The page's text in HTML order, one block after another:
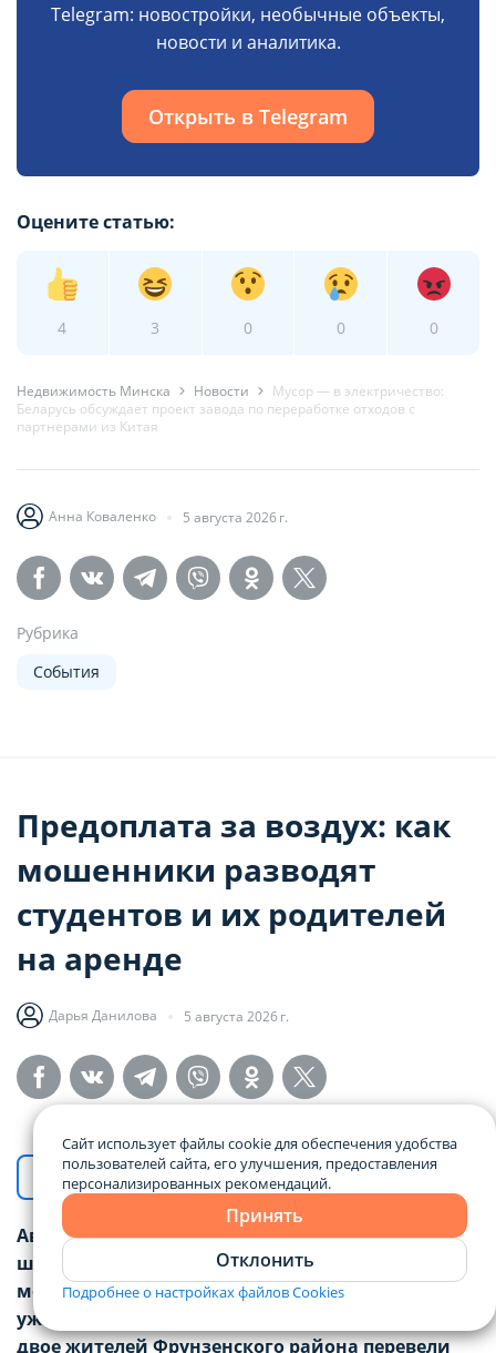
Telegram: новостройки, необычные объекты,
новости и аналитика.
Открыть в Telegram
Оцените статью:
4 3 0 0 0
Недвижимость Минска Новости
Мусор — в электричество:
Беларусь обсуждает проект завода по переработке отходов с
партнерами из Китая
Анна Коваленко 5 августа 2026 г.
Рубрика
События
Предоплата за воздух: как
мошенники разводят
студентов и их родителей
на аренде
Дарья Данилова 5 августа 2026 г.
Добавить новости Domovita в Google
Август — время, когда родители студентов
штурмуют сайты объявлений аренды жилья. И
мошенники об этом прекрасно знают. В Минске
уже возбуждено уголовное дело после того, как
двое жителей Фрунзенского района перевели
Сайт использует файлы cookie для обеспечения удобства
пользователей сайта, его улучшения, предоставления
персонализированных рекомендаций.
Принять
Отклонить
Подробнее о настройках файлов Cookies